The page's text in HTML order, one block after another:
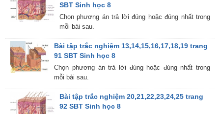
SBT Sinh học 8
Chọn phương án trả lời đúng hoặc đúng nhất trong
mỗi bài sau.
Bài tập trắc nghiệm 13,14,15,16,17,18,19 trang
91 SBT Sinh học 8
Chọn phương án trả lời đúng hoặc đúng nhất trong
mỗi bài sau.
Bài tập trắc nghiệm 20,21,22,23,24,25 trang
92 SBT Sinh học 8